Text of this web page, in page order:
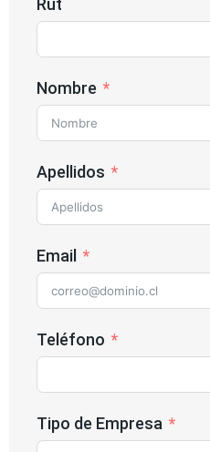
Rut
Nombre
Apellidos
Email
Teléfono
Tipo de Empresa